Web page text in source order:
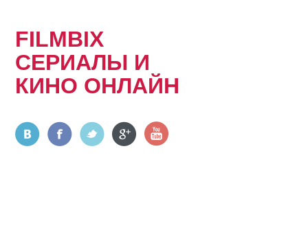
FILMBIX
СЕРИАЛЫ И
КИНО ОНЛАЙН